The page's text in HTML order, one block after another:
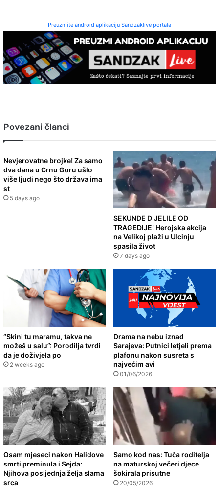
Preuzmite android aplikaciju Sandzaklive portala
Povezani članci
Nevjerovatne brojke! Za samo
dva dana u Crnu Goru ušlo
više ljudi nego što država ima
st
5 days ago
SEKUNDE DIJELILE OD
TRAGEDIJE! Herojska akcija
na Velikoj plaži u Ulcinju
spasila život
7 days ago
“Skini tu maramu, takva ne
možeš u salu”: Porodilja tvrdi
da je doživjela po
2 weeks ago
Drama na nebu iznad
Sarajeva: Putnici letjeli prema
plafonu nakon susreta s
najvećim avi
01/06/2026
Osam mjeseci nakon Halidove
smrti preminula i Sejda:
Njihova posljednja želja slama
srca
Samo kod nas: Tuča roditelja
na maturskoj večeri djece
šokirala prisutne
20/05/2026